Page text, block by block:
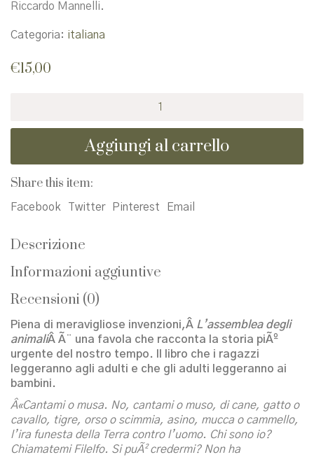
Riccardo Mannelli.
Categoria: italiana
€15,00
degli
selvaggia
quantità
Aggiungi al carrello
Share this item:
Facebook Twitter Pinterest Email
Descrizione
Informazioni aggiuntive
Recensioni (0)
Piena di meravigliose invenzioni,Â L’assemblea degli
animaliÂ Ã¨ una favola che racconta la storia piÃº
urgente del nostro tempo. Il libro che i ragazzi
leggeranno agli adulti e che gli adulti leggeranno ai
bambini.
Â«Cantami o musa. No, cantami o muso, di cane, gatto o
cavallo, tigre, orso o scimmia, asino, mucca o cammello,
l’ira funesta della Terra contro l’uomo. Chi sono io?
Chiamatemi Filelfo. Si puÃ² credermi? Non ha